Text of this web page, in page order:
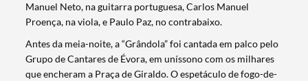
Manuel Neto, na guitarra portuguesa, Carlos Manuel
Proença, na viola, e Paulo Paz, no contrabaixo.
Antes da meia-noite, a “Grândola” foi cantada em palco pelo
Grupo de Cantares de Évora, em uníssono com os milhares
que encheram a Praça de Giraldo. O espetáculo de fogo-de-